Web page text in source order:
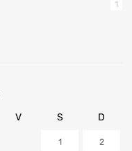
1
V S D
1 2